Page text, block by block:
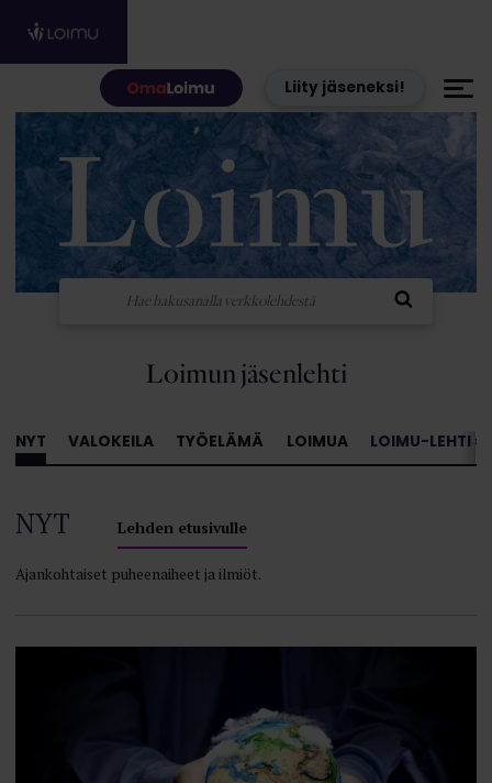
Liity jäseneksi!
Loimun jäsenlehti
NYT VALOKEILA TYÖELÄMÄ LOIMUA LOIMU-LEHTI »
NYT Lehden etusivulle
Ajankohtaiset puheenaiheet ja ilmiöt.